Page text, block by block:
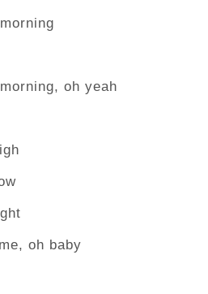
oh yeah
oh baby